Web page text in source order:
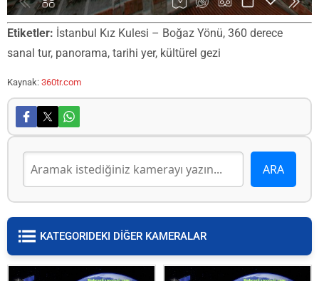
Etiketler: İstanbul Kız Kulesi – Boğaz Yönü, 360 derece
sanal tur, panorama, tarihi yer, kültürel gezi
Kaynak: 360tr.com
KATEGORIDEKI DİĞER KAMERALAR